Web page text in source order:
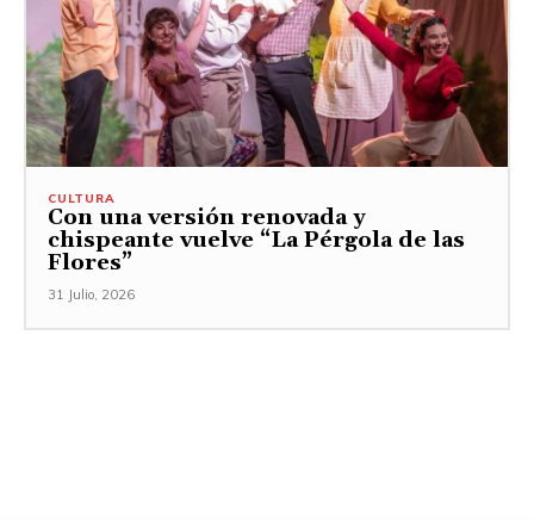
CULTURA
Con una versión renovada y
chispeante vuelve “La Pérgola de las
Flores”
31 Julio, 2026